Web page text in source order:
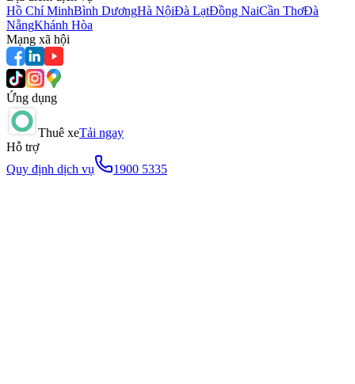
Hồ Chí MinhBình DươngHà NộiĐà LạtĐồng NaiCần ThơĐà
NẵngKhánh Hòa
Mạng xã hội
Ứng dụng
Thuê xeTải ngay
Hỗ trợ
Quy định dịch vụ
1900 5335